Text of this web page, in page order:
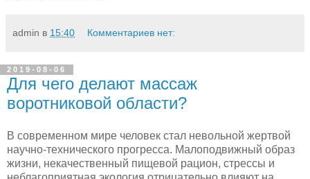
admin в 15:40 Комментариев нет:
2019-08-06
Для чего делают массаж
воротниковой области?
В современном мире человек стал невольной жертвой
научно-технического прогресса. Малоподвижный образ
жизни, некачественный пищевой рацион, стрессы и